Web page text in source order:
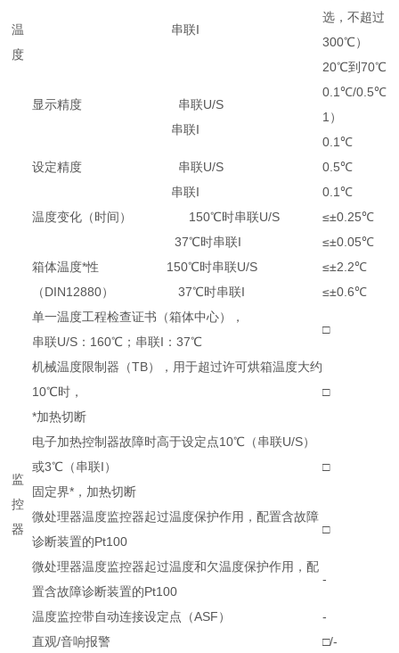
温
度
串联I
选，不超过
300℃）
20℃到70℃
显示精度 串联U/S
串联I
0.1℃/0.5℃
1）
0.1℃
设定精度 串联U/S
串联I
0.5℃
0.1℃
温度变化（时间） 150℃时串联U/S
37℃时串联I
≤±0.25℃
≤±0.05℃
箱体温度*性 150℃时串联U/S
（DIN12880） 37℃时串联I
≤±2.2℃
≤±0.6℃
单一温度工程检查证书（箱体中心），
串联U/S：160℃；串联I：37℃
□
监
控
器
机械温度限制器（TB），用于超过许可烘箱温度大约
10℃时，
*加热切断
□
电子加热控制器故障时高于设定点10℃（串联U/S）
或3℃（串联I）
固定界*，加热切断
□
微处理器温度监控器起过温度保护作用，配置含故障
诊断装置的Pt100
□
微处理器温度监控器起过温度和欠温度保护作用，配
置含故障诊断装置的Pt100
-
温度监控带自动连接设定点（ASF）
-
直观/音响报警
□/-